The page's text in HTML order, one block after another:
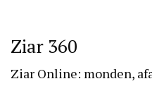
Ziar 360
Ziar Online: monden,